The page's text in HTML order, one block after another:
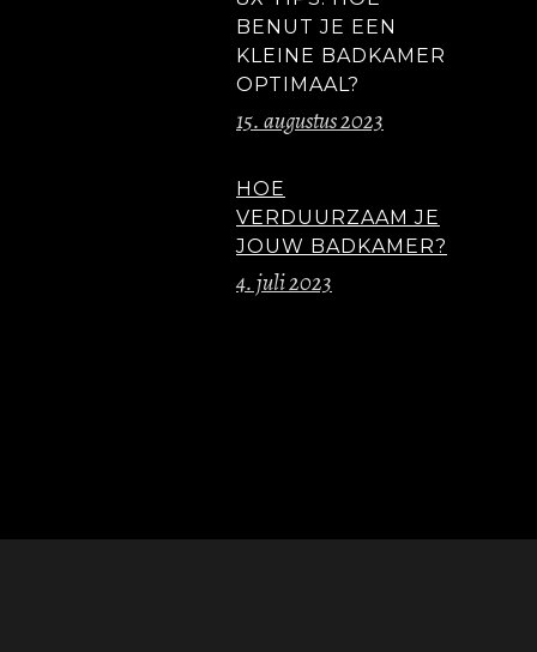
BENUT JE EEN
KLEINE BADKAMER
OPTIMAAL?
15. augustus 2023
HOE
VERDUURZAAM JE
JOUW BADKAMER?
4. juli 2023